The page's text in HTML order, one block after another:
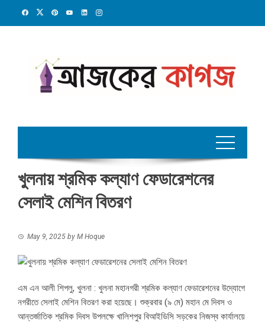
খুলনায় শ্রমিক কল্যাণ ফেডারেশনের
সেলাই মেশিন বিতরণ
May 9, 2025 by M Hoque
এম এন আলী শিপলু, খুলনা : খুলনা মহানগরী শ্রমিক কল্যাণ ফেডারেশনের উদ্যোগে
নগরীতে সেলাই মেশিন বিতরণ করা হয়েছে। শুক্রবার (৯ মে) মহান মে দিবস ও
আন্তর্জাতিক শ্রমিক দিবস উপলক্ষে খালিশপুর বিআইডিসি সড়কের নিজস্ব কার্যালয়ে